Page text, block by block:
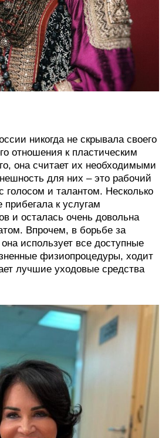
никогда не скрывала своего
отношения к пластическим
она считает их необходимыми
для них – это рабочий
голосом и талантом. Несколько
к услугам
и осталась очень довольна
Впрочем, в борьбе за
использует все доступные
физиопроцедуры, ходит
лучшие уходовые средства